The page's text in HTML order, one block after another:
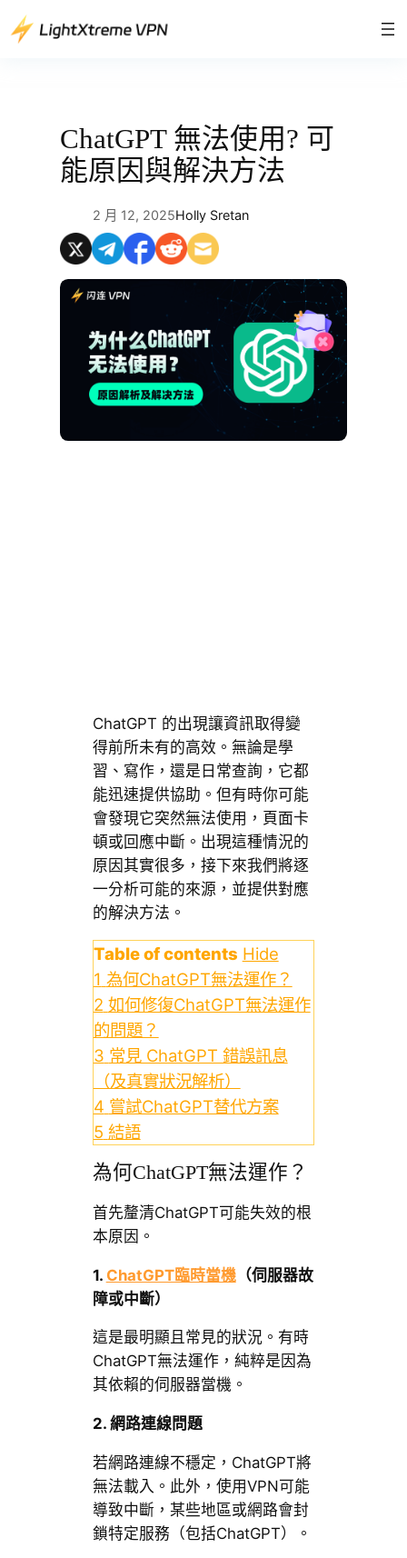
至
ChatGPT 無法使用? 可
能原因與解決方法
2 月 12, 2025Holly Sretan
ChatGPT 的出現讓資訊取得變
得前所未有的高效。無論是學
習、寫作，還是日常查詢，它都
能迅速提供協助。但有時你可能
會發現它突然無法使用，頁面卡
頓或回應中斷。出現這種情況的
原因其實很多，接下來我們將逐
一分析可能的來源，並提供對應
的解決方法。
Table of contents Hide
1 為何ChatGPT無法運作？
2 如何修復ChatGPT無法運作
的問題？
3 常見 ChatGPT 錯誤訊息
（及真實狀況解析）
4 嘗試ChatGPT替代方案
5 結語
為何ChatGPT無法運作？
首先釐清ChatGPT可能失效的根
本原因。
1. ChatGPT臨時當機（伺服器故
障或中斷）
這是最明顯且常見的狀況。有時
ChatGPT無法運作，純粹是因為
其依賴的伺服器當機。
2. 網路連線問題
若網路連線不穩定，ChatGPT將
無法載入。此外，使用VPN可能
導致中斷，某些地區或網路會封
鎖特定服務（包括ChatGPT）。